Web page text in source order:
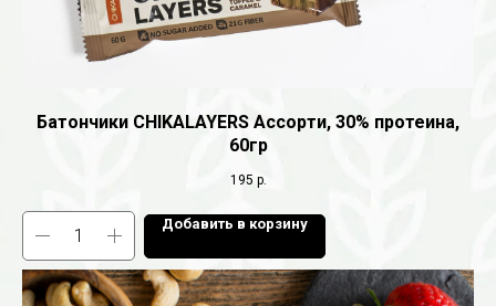
Батончики CHIKALAYERS Ассорти, 30% протеина,
60гр
195 р.
Добавить в корзину